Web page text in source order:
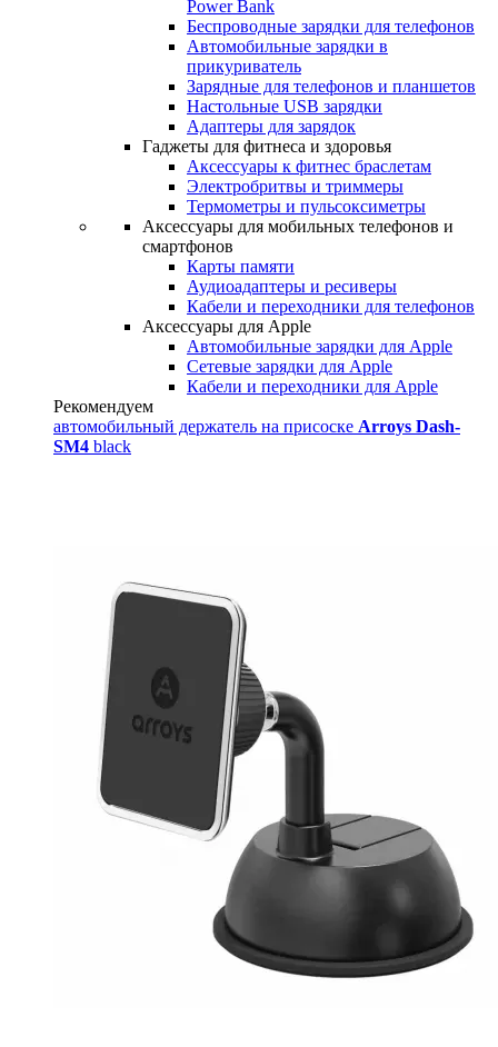
Power Bank
Беспроводные зарядки для телефонов
Автомобильные зарядки в
прикуриватель
Зарядные для телефонов и планшетов
Настольные USB зарядки
Адаптеры для зарядок
Гаджеты для фитнеса и здоровья
Аксессуары к фитнес браслетам
Электробритвы и триммеры
Термометры и пульсоксиметры
Аксессуары для мобильных телефонов и
смартфонов
Карты памяти
Аудиоадаптеры и ресиверы
Кабели и переходники для телефонов
Аксессуары для Apple
Автомобильные зарядки для Apple
Сетевые зарядки для Apple
Кабели и переходники для Apple
Рекомендуем
автомобильный держатель на присоске Arroys Dash-
SM4 black